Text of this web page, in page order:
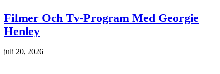
Filmer Och Tv-Program Med Georgie
Henley
juli 20, 2026